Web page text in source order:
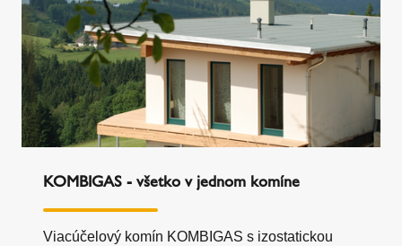
KOMBIGAS - všetko v jednom komíne
Viacúčelový komín KOMBIGAS s izostatickou